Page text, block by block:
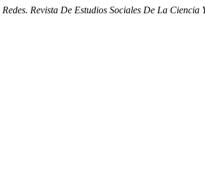
Redes. Revista De Estudios Sociales De La Ciencia